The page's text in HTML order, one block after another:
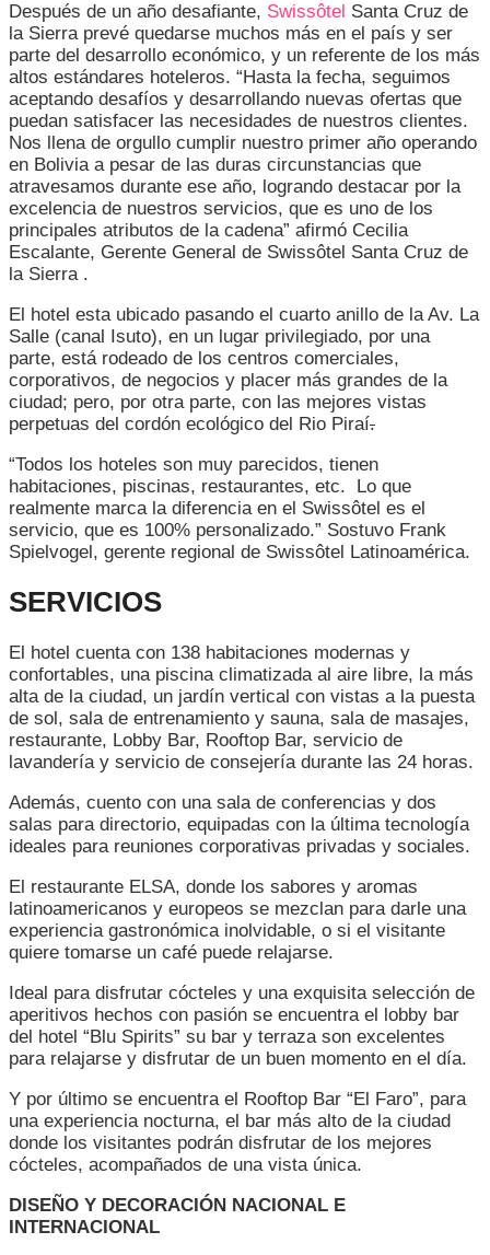
Después de un año desafiante, Swissôtel Santa Cruz de
la Sierra prevé quedarse muchos más en el país y ser
parte del desarrollo económico, y un referente de los más
altos estándares hoteleros. “Hasta la fecha, seguimos
aceptando desafíos y desarrollando nuevas ofertas que
puedan satisfacer las necesidades de nuestros clientes.
Nos llena de orgullo cumplir nuestro primer año operando
en Bolivia a pesar de las duras circunstancias que
atravesamos durante ese año, logrando destacar por la
excelencia de nuestros servicios, que es uno de los
principales atributos de la cadena” afirmó Cecilia
Escalante, Gerente General de Swissôtel Santa Cruz de
la Sierra .
El hotel esta ubicado pasando el cuarto anillo de la Av. La
Salle (canal Isuto), en un lugar privilegiado, por una
parte, está rodeado de los centros comerciales,
corporativos, de negocios y placer más grandes de la
ciudad; pero, por otra parte, con las mejores vistas
perpetuas del cordón ecológico del Rio Piraí.
“Todos los hoteles son muy parecidos, tienen
habitaciones, piscinas, restaurantes, etc. Lo que
realmente marca la diferencia en el Swissôtel es el
servicio, que es 100% personalizado.” Sostuvo Frank
Spielvogel, gerente regional de Swissôtel Latinoamérica.
SERVICIOS
El hotel cuenta con 138 habitaciones modernas y
confortables, una piscina climatizada al aire libre, la más
alta de la ciudad, un jardín vertical con vistas a la puesta
de sol, sala de entrenamiento y sauna, sala de masajes,
restaurante, Lobby Bar, Rooftop Bar, servicio de
lavandería y servicio de consejería durante las 24 horas.
Además, cuento con una sala de conferencias y dos
salas para directorio, equipadas con la última tecnología
ideales para reuniones corporativas privadas y sociales.
El restaurante ELSA, donde los sabores y aromas
latinoamericanos y europeos se mezclan para darle una
experiencia gastronómica inolvidable, o si el visitante
quiere tomarse un café puede relajarse.
Ideal para disfrutar cócteles y una exquisita selección de
aperitivos hechos con pasión se encuentra el lobby bar
del hotel “Blu Spirits” su bar y terraza son excelentes
para relajarse y disfrutar de un buen momento en el día.
Y por último se encuentra el Rooftop Bar “El Faro”, para
una experiencia nocturna, el bar más alto de la ciudad
donde los visitantes podrán disfrutar de los mejores
cócteles, acompañados de una vista única.
DISEÑO Y DECORACIÓN NACIONAL E
INTERNACIONAL